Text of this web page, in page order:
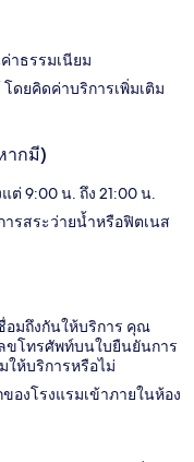
าธรรมเนียม
ดยคิดค่าบริการเพิ่มเติม
ากมี)
ต่ 9:00 น. ถึง 21:00 น.
ารสระว่ายน้ำหรือฟิตเนส
อมถึงกันให้บริการ คุณ
ขโทรศัพท์บนใบยืนยันการ
ให้บริการหรือไม่
งโรงแรมเข้าภายในห้อง